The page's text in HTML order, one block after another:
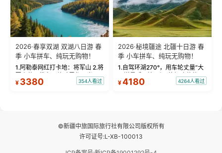
2026·春享双湖 双湖八日游 春
季 小车拼车、纯玩无购物！
1.阿勒泰网红打卡地：将军山 2.将
军山落日缆车，体验雪都风光 3.
将军山，夕阳派对，蹦迪party 4.
¥ 3380 354人看过
2026·秘境疆途 北疆十日游 春
季 小车拼车、纯玩无购物！
1.自驾环湖270°，用车轮丈量“大
西洋最后一滴眼泪”的极致蔚蓝，
让雪山、花海与深邃湖水在转弯
¥4180 4264人看过
©新疆中旅国际旅行社有限公司版权所有
许可证号:L-XB-100013